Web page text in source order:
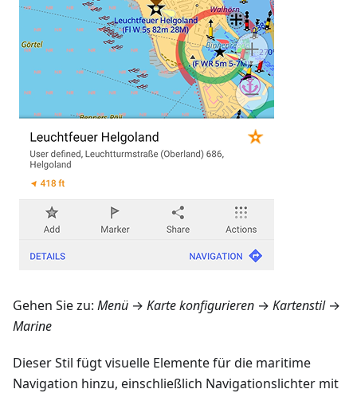
Gehen Sie zu: Menü → Karte konfigurieren → Kartenstil→
Marine
Dieser Stil fügt visuelle Elemente für die maritime
Navigation hinzu, einschließlich Navigationslichter mit